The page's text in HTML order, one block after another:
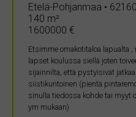
Etelä-Pohjanmaa •
140 m²
1600000 €
Etsimme omakotitaloa lapualta
lapset koulussa siellä joten
sijainnilta, että pystyisivät
siistikuntoinen (pientä
sinulla tiedossa kohde tai myyt
ym mukaan)